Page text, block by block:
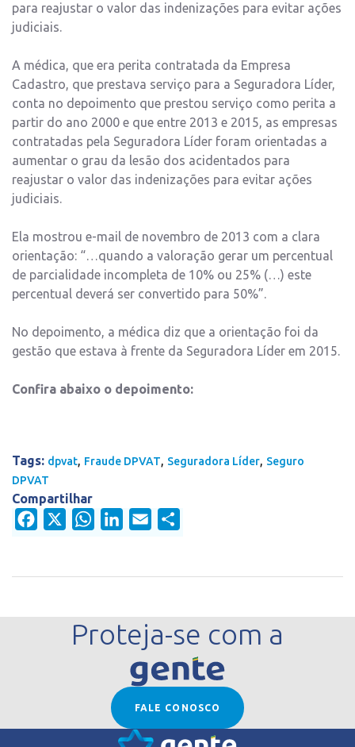
para reajustar o valor das indenizações para evitar ações
judiciais.
A médica, que era perita contratada da Empresa
Cadastro, que prestava serviço para a Seguradora Líder,
conta no depoimento que prestou serviço como perita a
partir do ano 2000 e que entre 2013 e 2015, as empresas
contratadas pela Seguradora Líder foram orientadas a
aumentar o grau da lesão dos acidentados para
reajustar o valor das indenizações para evitar ações
judiciais.
Ela mostrou e-mail de novembro de 2013 com a clara
orientação: “…quando a valoração gerar um percentual
de parcialidade incompleta de 10% ou 25% (…) este
percentual deverá ser convertido para 50%”.
No depoimento, a médica diz que a orientação foi da
gestão que estava à frente da Seguradora Líder em 2015.
Confira abaixo o depoimento:
Tags: dpvat, Fraude DPVAT, Seguradora Líder, Seguro
DPVAT
Compartilhar
Facebook
WhatsAppLinkedIn
Email
Proteja-se com a
FALE CONOSCO